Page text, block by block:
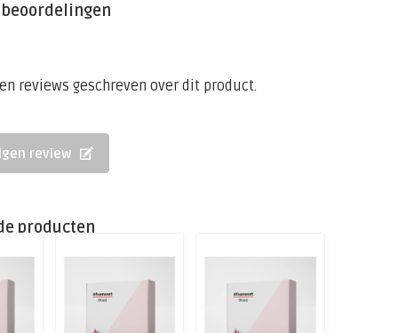
reviews geschreven over dit product.
review
producten